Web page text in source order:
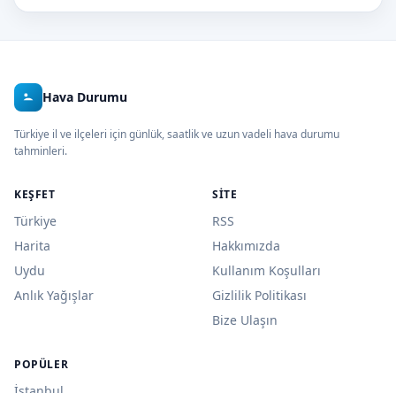
Hava Durumu
Türkiye il ve ilçeleri için günlük, saatlik ve uzun vadeli hava durumu
tahminleri.
KEŞFET
Türkiye
Harita
Uydu
Anlık Yağışlar
SITE
RSS
Hakkımızda
Kullanım Koşulları
Gizlilik Politikası
Bize Ulaşın
POPÜLER